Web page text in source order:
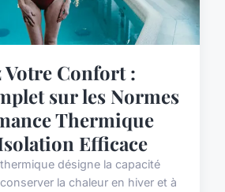
Confort :
sur les Normes
Thermique
Efficace
désigne la capacité
la chaleur en hiver et à